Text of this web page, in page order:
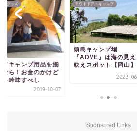
ドア・キャンプ
キャンプ場
』は海の見える
スポット【岡山】
2023-06-01
アウトドア・キャンプ
11月のキャンプは寒さ
Sponsored Links